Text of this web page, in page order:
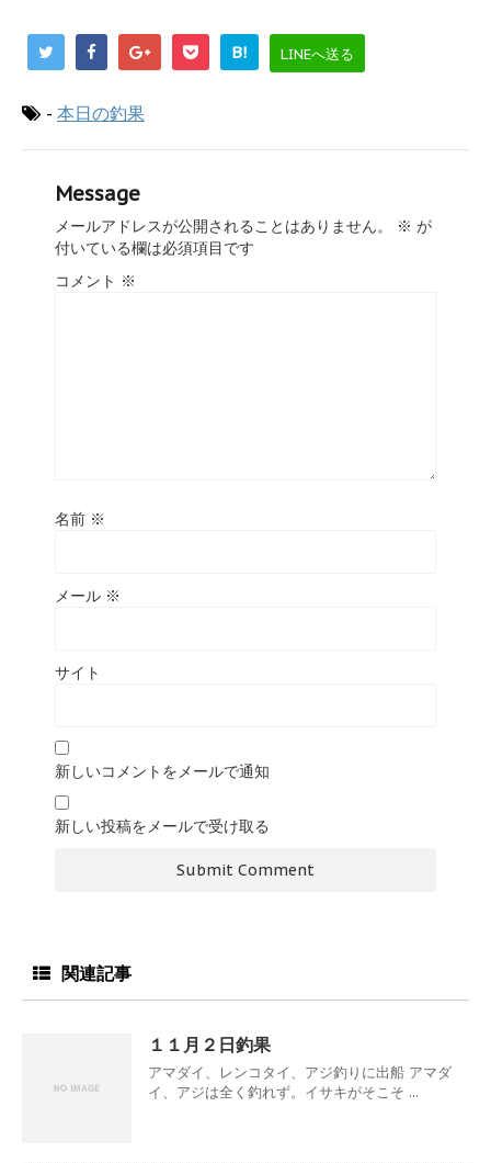
B! LINEへ送る
- 本日の釣果
Message
メールアドレスが公開されることはありません。 ※ が
付いている欄は必須項目です
コメント ※
名前 ※
メール ※
サイト
新しいコメントをメールで通知
新しい投稿をメールで受け取る
関連記事
１１月２日釣果
アマダイ、レンコタイ、アジ釣りに出船 アマダ
イ、アジは全く釣れず。イサキがそこそ ...